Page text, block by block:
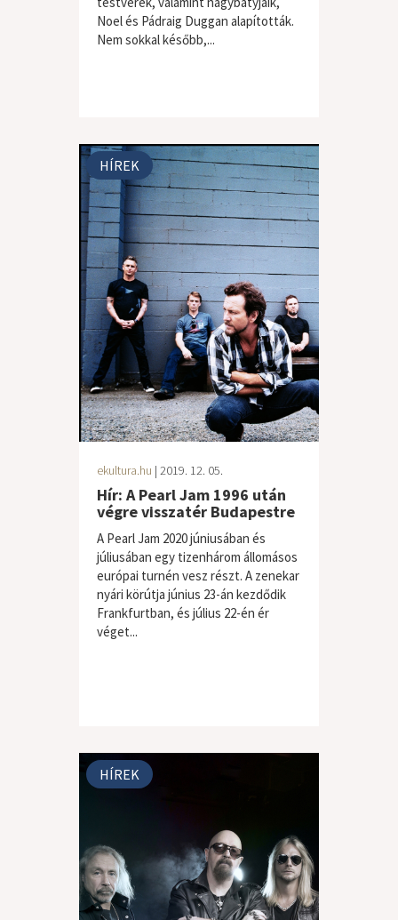
Noel és Pádraig Duggan alapították.
Nem sokkal később,...
HÍREK
ekultura.hu | 2019. 12. 05.
Hír: A Pearl Jam 1996 után
végre visszatér Budapestre
A Pearl Jam 2020 júniusában és
júliusában egy tizenhárom állomásos
európai turnén vesz részt. A zenekar
nyári körútja június 23-án kezdődik
Frankfurtban, és július 22-én ér
véget...
HÍREK